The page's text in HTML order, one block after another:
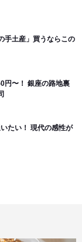
手土産」買うならこの
円〜！ 銀座の路地裏
たい！ 現代の感性が